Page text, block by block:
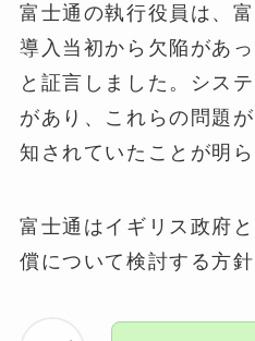
富士通の執行役員は、
導入当初から欠陥があ
と証言しました。シス
があり、これらの問題
知されていたことが明
富士通はイギリス政府
償について検討する方